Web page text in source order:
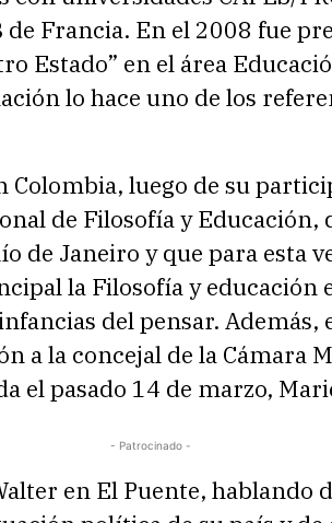
de Francia. En el 2008 fue
Estado” en el área
lo hace uno de los
Colombia, luego de su
de Filosofía y Educación,
de Janeiro y que para esta
la Filosofía y educación
del pensar. Además,
a la concejal de la Cámara
el pasado 14 de marzo,
- Patrocinado -
en El Puente, hablando